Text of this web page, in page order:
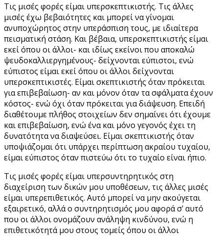
Τις μισές φορές είμαι υπερσκεπτικιστής. Τις άλλες
μισές έχω βεβαιότητες και μπορεί να γίνομαι
ανυποχώρητος στην υπεράσπιση τους, με ιδιαίτερα
πεισματική στάση. Και βέβαια, υπερσκεπτικιστής είμαι
εκεί όπου οι άλλοι- και ιδίως εκείνοι που αποκαλώ
ψευδοκαλλιεργημένους- δείχνονται εύπιστοι, ενώ
εύπιστος είμαι εκεί όπου οι άλλοι δείχνονται
υπερσκεπτικιστές. Είμαι σκεπτικιστής όταν πρόκειται
για επιβεβαίωση- αν και μόνον όταν τα σφάλματα έχουν
κόστος- ενώ όχι όταν πρόκειται για διάψευση. Επειδή
διαθέτουμε πλήθος στοιχείων δεν σημαίνει ότι έχουμε
και επιβεβαίωση, ενώ ένα και μόνο γεγονός έχει τη
δυνατότητα να διαψεύσει. Είμαι σκεπτικιστής όταν
υποψιάζομαι ότι υπάρχει περίπτωση ακραίου τυχαίου,
είμαι εύπιστος όταν πιστεύω ότι το τυχαίο είναι ήπιο.
Τις μισές φορές είμαι υπερσυντηρητικός στη
διαχείριση των δικών μου υποθέσεων, τις άλλες μισές
είμαι υπερεπιθετικός. Αυτό μπορεί να μην ακούγεται
εξαιρετικό, αλλά ο συντηρητισμός μου αφορά σ’ αυτό
που οι άλλοι ονομάζουν ανάληψη κινδύνου, ενώ η
επιθετικότητά μου στους τομείς όπου οι άλλοι